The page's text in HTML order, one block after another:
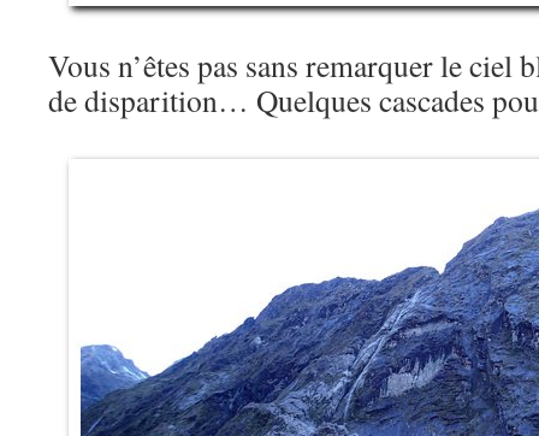
Vous n’êtes pas sans remarquer le ciel
de disparition… Quelques cascades